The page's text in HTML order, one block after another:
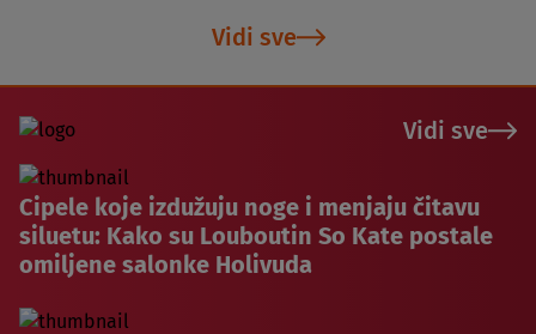
Vidi sve
Vidi sve
Cipele koje izdužuju noge i menjaju čitavu
siluetu: Kako su Louboutin So Kate postale
omiljene salonke Holivuda